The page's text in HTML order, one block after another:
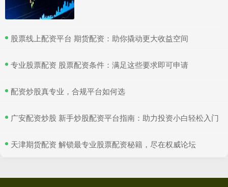
​股票线上配资平台 期货配资：助你撬动更大收益空间
​专业股票配资 股票配资条件：满足这些要求即可申请
​配资炒股真专业，合规平台如何选
​广安配资炒股 新手炒股配资平台指南：助力投资小白轻松入门
​天津期货配资 解锁最专业股票配资秘籍，尽在权威论坛